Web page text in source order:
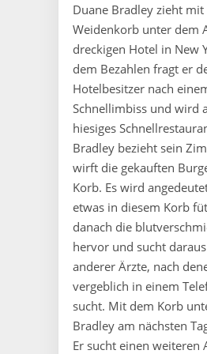
Duane Bradley zieht mit
Weidenkorb unter dem
dreckigen Hotel in New
dem Bezahlen fragt er
Hotelbesitzer nach
Schnellimbiss und wird
hiesiges
Bradley bezieht sein
wirft die gekauften
Korb. Es wird
etwas in diesem Korb
danach die
hervor und sucht
anderer Ärzte, nach
vergeblich in einem
sucht. Mit dem Korb
Bradley am nächsten
Er sucht einen weiteren